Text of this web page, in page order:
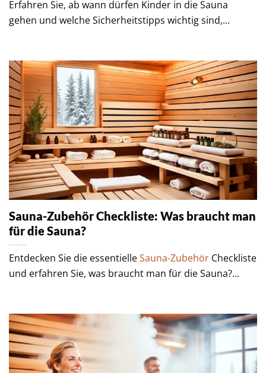
Erfahren Sie, ab wann dürfen Kinder in die Sauna
gehen und welche Sicherheitstipps wichtig sind,...
Sauna-Zubehör Checkliste: Was braucht man
für die Sauna?
Entdecken Sie die essentielleSauna-Zubehör Checkliste
und erfahren Sie, was braucht man für die Sauna?...